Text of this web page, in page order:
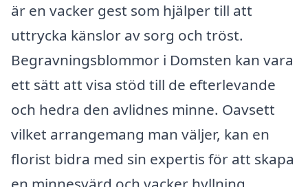
är en vacker gest som hjälper till att
uttrycka känslor av sorg och tröst.
Begravningsblommor i Domsten kan vara
ett sätt att visa stöd till de efterlevande
och hedra den avlidnes minne. Oavsett
vilket arrangemang man väljer, kan en
florist bidra med sin expertis för att skapa